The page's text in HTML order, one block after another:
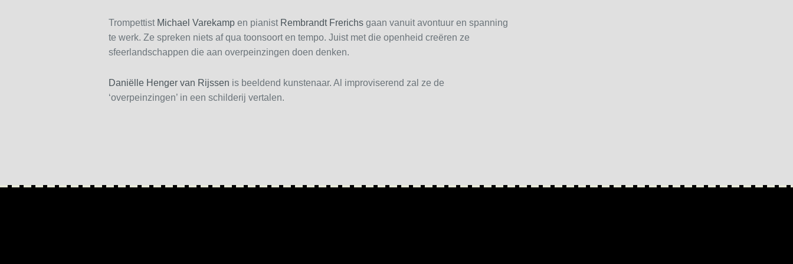
Trompettist Michael Varekampen pianist Rembrandt Frerichsgaan vanuit avontuur en spanning
te werk. Ze spreken niets af qua toonsoort en tempo. Juist met die openheid creëren ze
sfeerlandschappen die aan overpeinzingen doen denken.
Daniëlle Henger van Rijssen is beeldend kunstenaar. Al improviserend zal ze de
‘overpeinzingen’ in een schilderij vertalen.